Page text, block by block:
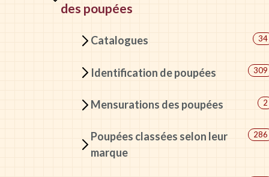
des poupées
Catalogues 34
Identification de poupées 309
Mensurations des poupées 2
Poupées classées selon leur
marque
286